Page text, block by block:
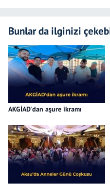
Bunlar da ilginizi
AKGİAD'dan aşure ikramı